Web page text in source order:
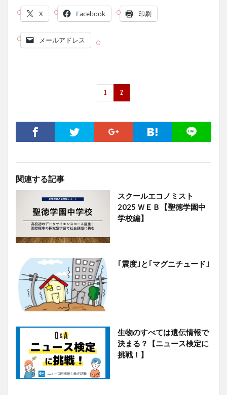
X Facebook 印刷
メールアドレス
1 2
関連する記事
スクールエコノミスト
2025 ＷＥＢ【聖徳学園中
学校編】
｢震度｣と｢マグニチュード｣
生物のすべては遺伝情報で
決まる？【ニュース検定に
挑戦！】